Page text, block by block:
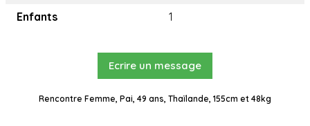
Enfants
1
Ecrire un message
Rencontre Femme, Pai, 49 ans, Thaïlande, 155cm et 48kg